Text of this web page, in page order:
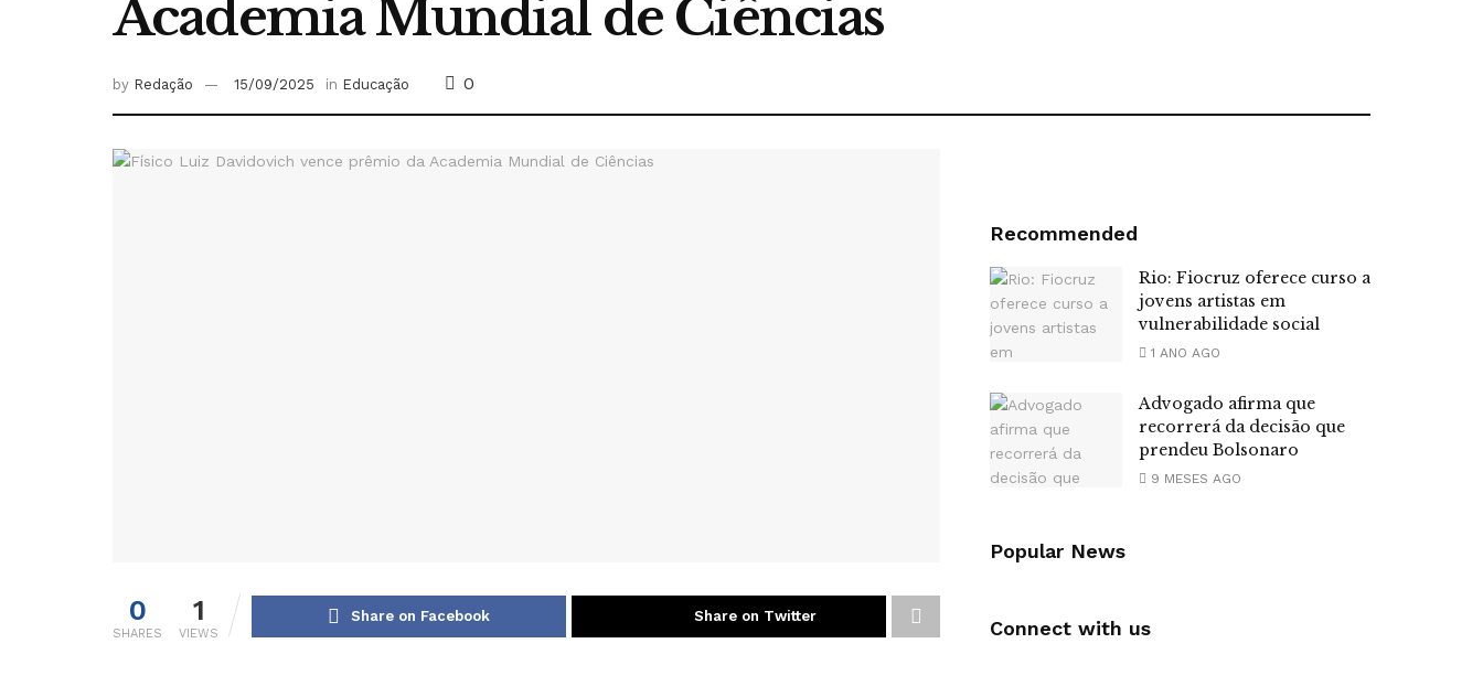
Academia Mundial de Ciências
by Redação 15/09/2025 in Educação 0
0
SHARES
1
VIEWS
Share on Facebook Share on Twitter
Recommended
Rio: Fiocruz oferece curso a
jovens artistas em
vulnerabilidade social
1 ANO AGO
Advogado afirma que
recorrerá da decisão que
prendeu Bolsonaro
9 MESES AGO
Popular News
Connect with us